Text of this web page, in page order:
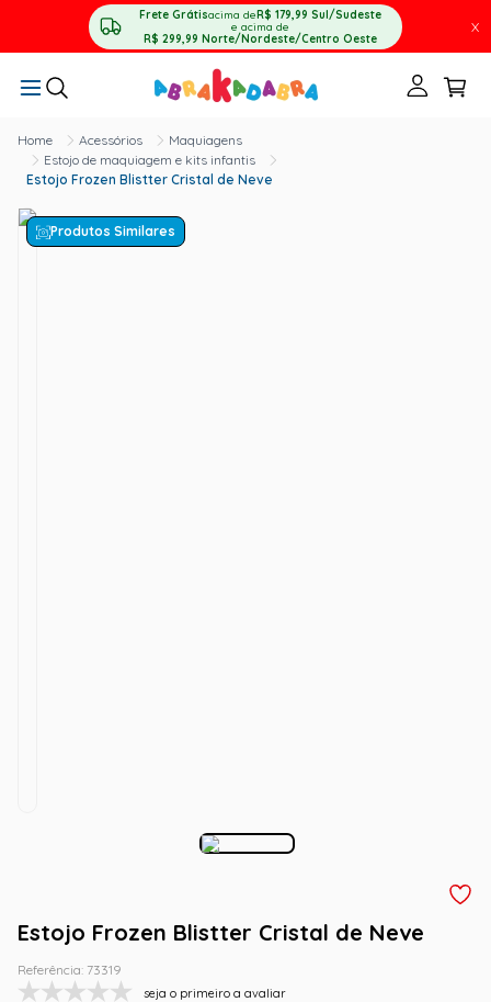
Frete Grátisacima deR$ 179,99 Sul/Sudeste
e acima de
R$ 299,99 Norte/Nordeste/Centro Oeste
X
Acessórios
Maquiagens
Estojo de maquiagem e kits infantis
Estojo Frozen Blistter Cristal de Neve
Produtos Similares
Estojo Frozen Blistter Cristal de Neve
Referência: 73319
seja o primeiro a avaliar